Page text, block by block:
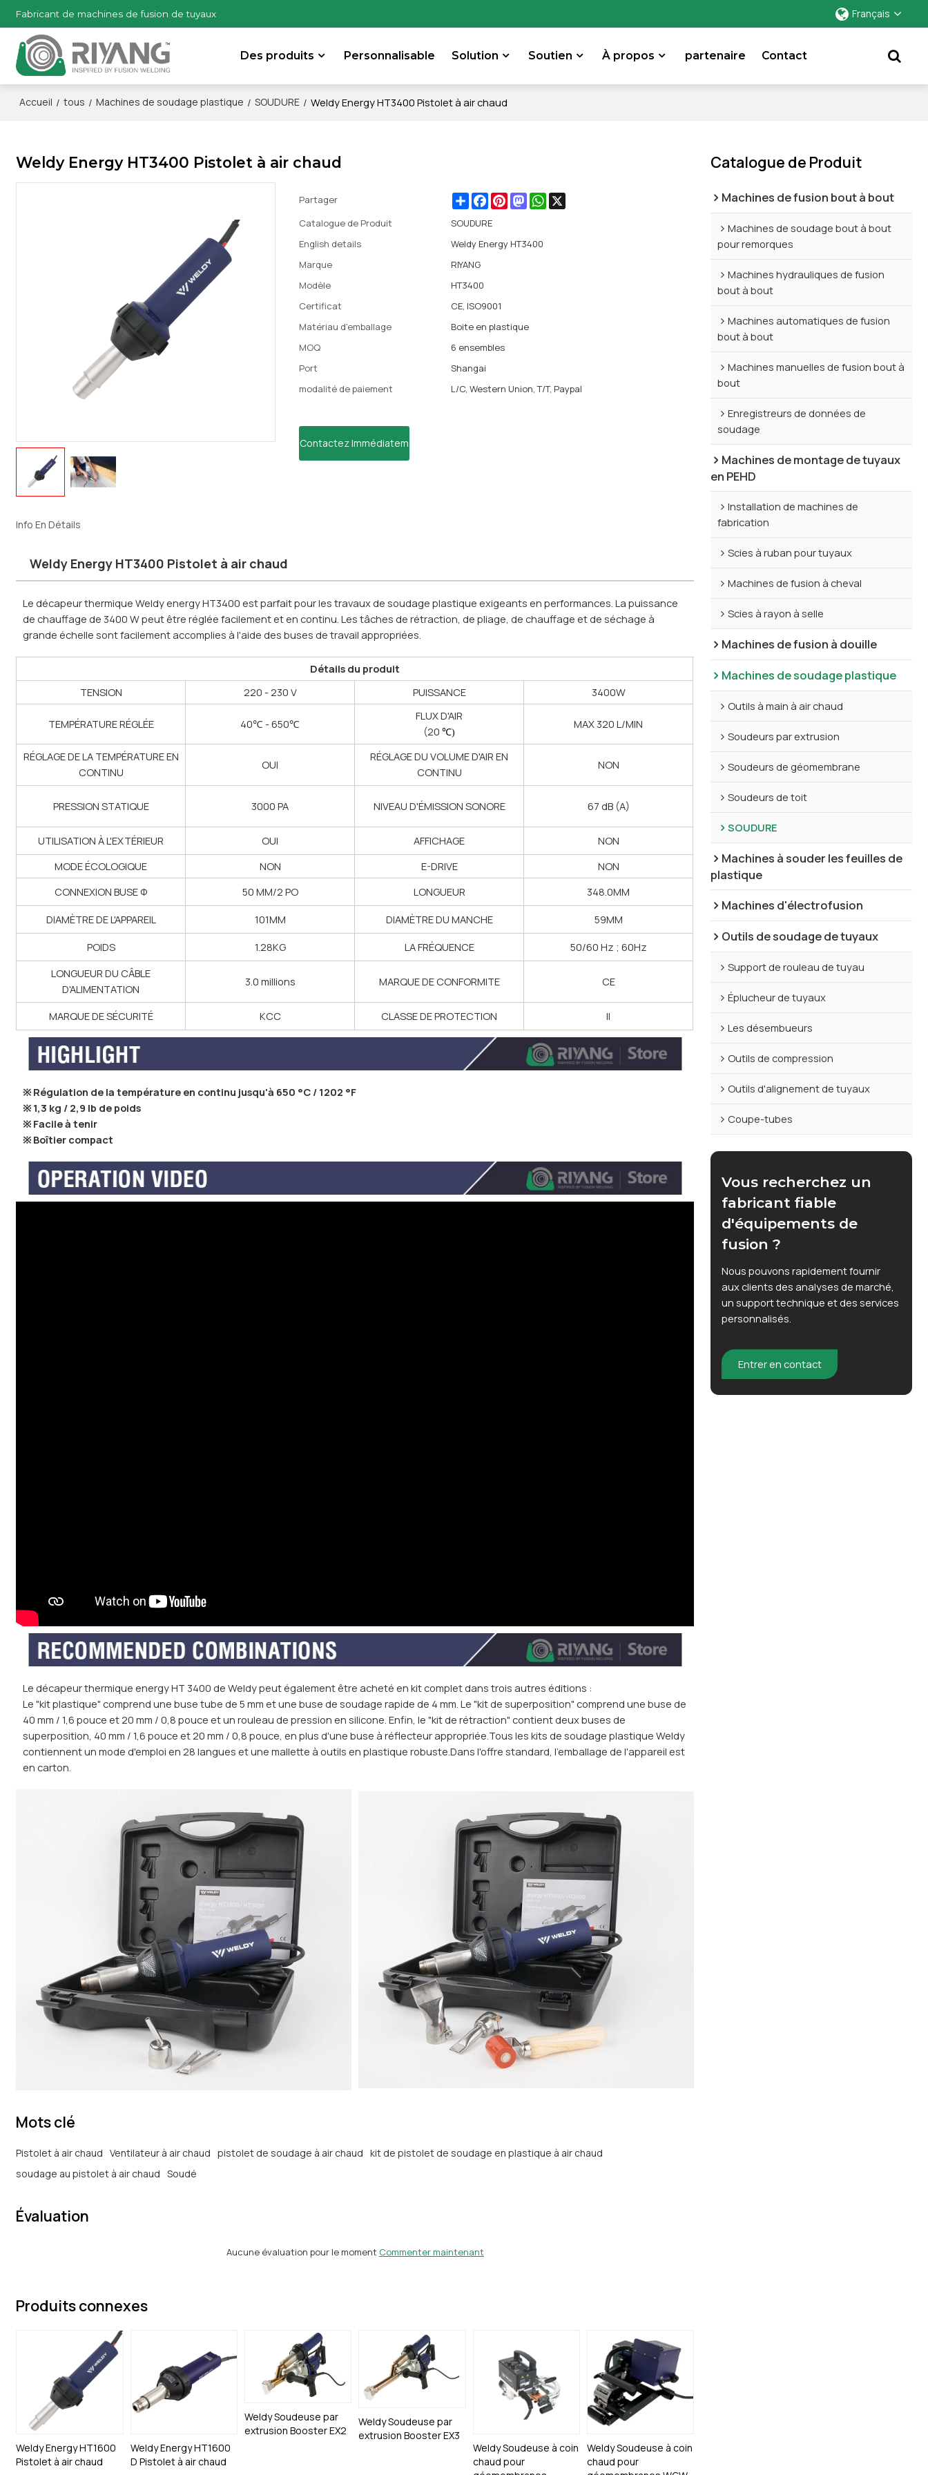
Fabricant de machines de fusion de tuyaux Français
Des produits Personnalisable Solution Soutien À propos partenaire Contact
Accueil / tous / Machines de soudage plastique / SOUDURE / Weldy Energy HT3400 Pistolet à air chaud
Weldy Energy HT3400 Pistolet à air chaud
Partager ShareFacebook
PinterestMastodonWhatsApp
Catalogue de Produit
SOUDURE
English details
Weldy Energy HT3400
Marque
RIYANG
Modèle
HT3400
Certificat
CE, ISO9001
Matériau d'emballage
Boite en plastique
MOQ
6 ensembles
Port
Shangai
modalité de paiement
L/C, Western Union, T/T, Paypal
Contactez Immédiatement
Info En Détails
Weldy Energy HT3400 Pistolet à air chaud
Le décapeur thermique Weldy energy HT3400 est parfait pour les travaux de soudage plastique exigeants en performances. La puissance
de chauffage de 3400 W peut être réglée facilement et en continu. Les tâches de rétraction, de pliage, de chauffage et de séchage à
grande échelle sont facilement accomplies à l'aide des buses de travail appropriées.
Détails du produit
TENSION
220 - 230 V PUISSANCE 3400W
TEMPÉRATURE RÉGLÉE 40℃ - 650℃
FLUX D'AIR
(20℃)
MAX 320 L/MIN
RÉGLAGE DE LA TEMPÉRATURE EN
CONTINU
OUI
RÉGLAGE DU VOLUME D'AIR EN
CONTINU
NON
PRESSION STATIQUE 3000 PA NIVEAU D'ÉMISSION SONORE 67 dB (A)
UTILISATION À L'EXTÉRIEUR OUI AFFICHAGE
NON
MODE ÉCOLOGIQUE
NON E-DRIVE
NON
CONNEXION BUSE Φ
50 MM/2 PO LONGUEUR
348.0MM
DIAMÈTRE DE L'APPAREIL
101MM DIAMÈTRE DU MANCHE
59MM
POIDS
1.28KG LA FRÉQUENCE
50/60 Hz ; 60Hz
LONGUEUR DU CÂBLE
D'ALIMENTATION
3.0 millions MARQUE DE CONFORMITE CE
MARQUE DE SÉCURITÉ KCC CLASSE DE PROTECTION II
※ Régulation de la température en continu jusqu'à 650 °C / 1202 °F
※ 1,3 kg / 2,9 lb de poids
※ Facile à tenir
※ Boîtier compact
Le décapeur thermique energy HT 3400 de Weldy peut également être acheté en kit complet dans trois autres éditions :
Le "kit plastique" comprend une buse tube de 5 mm et une buse de soudage rapide de 4 mm. Le "kit de superposition" comprend une buse de
40 mm / 1,6 pouce et 20 mm / 0,8 pouce et un rouleau de pression en silicone. Enfin, le "kit de rétraction" contient deux buses de
superposition, 40 mm / 1,6 pouce et 20 mm / 0,8 pouce, en plus d'une buse à réflecteur appropriée.Tous les kits de soudage plastique Weldy
contiennent un mode d'emploi en 28 langues et une mallette à outils en plastique robuste.Dans l'offre standard, l'emballage de l'appareil est
en carton.
Mots clé
Pistolet à air chaud Ventilateur à air chaud pistolet de soudage à air chaud
kit de pistolet de soudage en plastique à air chaud
soudage au pistolet à air chaud
Soudé
Évaluation
Aucune évaluation pour le moment Commenter maintenant
Produits connexes
Weldy Energy HT1600
Pistolet à air chaud
Weldy Energy HT1600
D Pistolet à air chaud
Weldy Soudeuse par
extrusion Booster EX2
Weldy Soudeuse par
extrusion Booster EX3
Weldy Soudeuse à coin
chaud pour
Weldy Soudeuse à coin
chaud pour
Catalogue de Produit
Machines de fusion bout à bout
Machines de soudage bout à bout
pour remorques
Machines hydrauliques de fusion
bout à bout
Machines automatiques de fusion
bout à bout
Machines manuelles de fusion bout à
bout
Enregistreurs de données de
soudage
Machines de montage de tuyaux
en PEHD
Installation de machines de
fabrication
Scies à ruban pour tuyaux
Machines de fusion à cheval
Scies à rayon à selle
Machines de fusion à douille
Machines de soudage plastique
Outils à main à air chaud
Soudeurs par extrusion
Soudeurs de géomembrane
Soudeurs de toit
SOUDURE
Machines à souder les feuilles de
plastique
Machines d'électrofusion
Outils de soudage de tuyaux
Support de rouleau de tuyau
Éplucheur de tuyaux
Les désembueurs
Outils de compression
Outils d'alignement de tuyaux
Coupe-tubes
Vous recherchez un
fabricant fiable
d'équipements de
fusion ?
Nous pouvons rapidement fournir
aux clients des analyses de marché,
un support technique et des services
personnalisés.
Entrer en contact